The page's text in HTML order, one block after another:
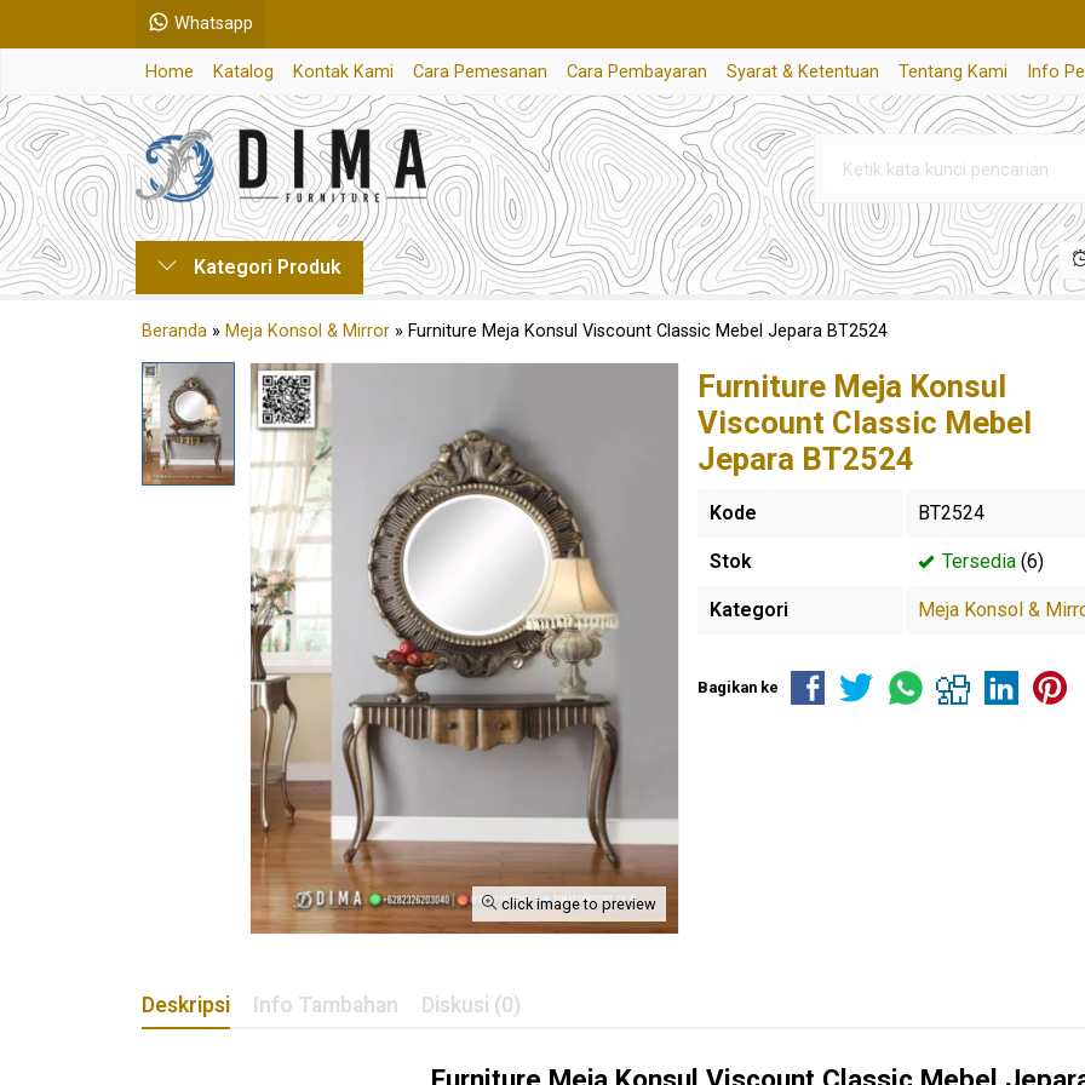
Whatsapp
Home Katalog Kontak Kami Cara Pemesanan Cara Pembayaran Syarat & Ketentuan Tentang Kami Info
Kategori Produk
Beranda » Meja Konsol & Mirror » Furniture Meja Konsul Viscount Classic Mebel Jepara BT2524
click image to preview
Furniture Meja Konsul
Viscount Classic Mebel
Jepara BT2524
Kode BT2524
Stok Tersedia (6)
Kategori Meja Konsol &
Bagikan ke
Deskripsi Info Tambahan Diskusi (0)